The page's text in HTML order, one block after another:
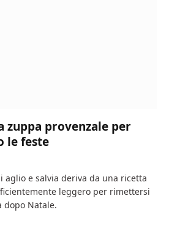
zuppa provenzale per
le feste
aglio e salvia deriva da una ricetta
leggero per rimettersi
Natale.